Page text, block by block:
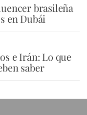
brasileña
en Dubái
e Irán: Lo que
saber